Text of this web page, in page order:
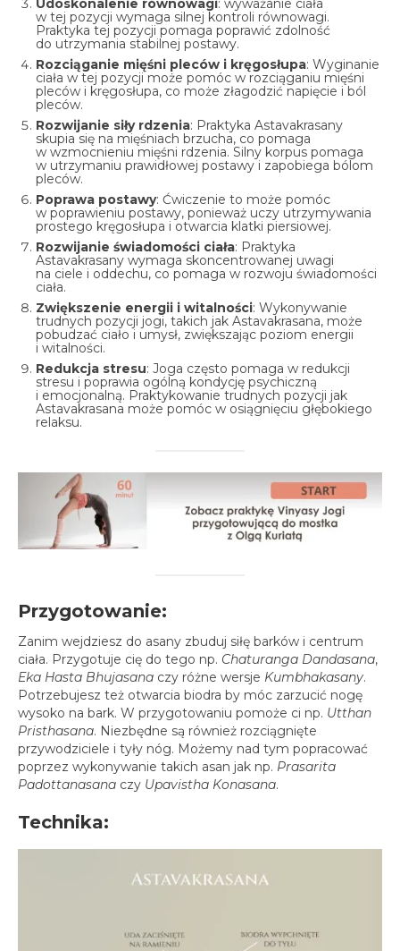
Udoskonalenie równowagi: wyważanie ciała
w tej pozycji wymaga silnej kontroli równowagi.
Praktyka tej pozycji pomaga poprawić zdolność
do utrzymania stabilnej postawy.
Rozciąganie mięśni pleców i kręgosłupa: Wyginanie
ciała w tej pozycji może pomóc w rozciąganiu mięśni
pleców i kręgosłupa, co może złagodzić napięcie i ból
pleców.
Rozwijanie siły rdzenia: Praktyka Astavakrasany
skupia się na mięśniach brzucha, co pomaga
w wzmocnieniu mięśni rdzenia. Silny korpus pomaga
w utrzymaniu prawidłowej postawy i zapobiega bólom
pleców.
Poprawa postawy: Ćwiczenie to może pomóc
w poprawieniu postawy, ponieważ uczy utrzymywania
prostego kręgosłupa i otwarcia klatki piersiowej.
Rozwijanie świadomości ciała: Praktyka
Astavakrasany wymaga skoncentrowanej uwagi
na ciele i oddechu, co pomaga w rozwoju świadomości
ciała.
Zwiększenie energii i witalności: Wykonywanie
trudnych pozycji jogi, takich jak Astavakrasana, może
pobudzać ciało i umysł, zwiększając poziom energii
i witalności.
Redukcja stresu: Joga często pomaga w redukcji
stresu i poprawia ogólną kondycję psychiczną
i emocjonalną. Praktykowanie trudnych pozycji jak
Astavakrasana może pomóc w osiągnięciu głębokiego
relaksu.
Przygotowanie:
Zanim wejdziesz do asany zbuduj siłę barków i centrum
ciała. Przygotuje cię do tego np. Chaturanga Dandasana,
Eka Hasta Bhujasana czy różne wersje Kumbhakasany.
Potrzebujesz też otwarcia biodra by móc zarzucić nogę
wysoko na bark. W przygotowaniu pomoże ci np. Utthan
Pristhasana. Niezbędne są również rozciągnięte
przywodziciele i tyły nóg. Możemy nad tym popracować
poprzez wykonywanie takich asan jak np. Prasarita
Padottanasana czy Upavistha Konasana.
Technika: